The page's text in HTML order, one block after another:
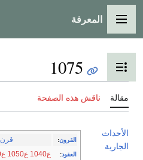
القائمة الرئيسية
المعرفة
تبديل عرض جدول المحتويات
1075
مقالة ناقش هذه الصفحة
القرون: قرن 10
العقود: ع1040 ع1050 ع1060
الأحداث
الجارية